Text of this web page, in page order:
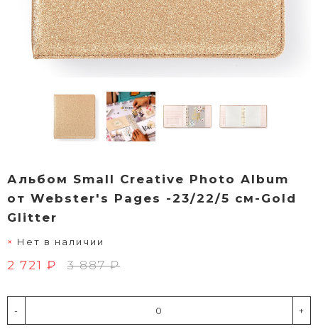
Альбом Small Creative Photo Album
от Webster's Pages -23/22/5 см-Gold
Glitter
Нет в наличии
2 721 ₽ 3 887 ₽
- +